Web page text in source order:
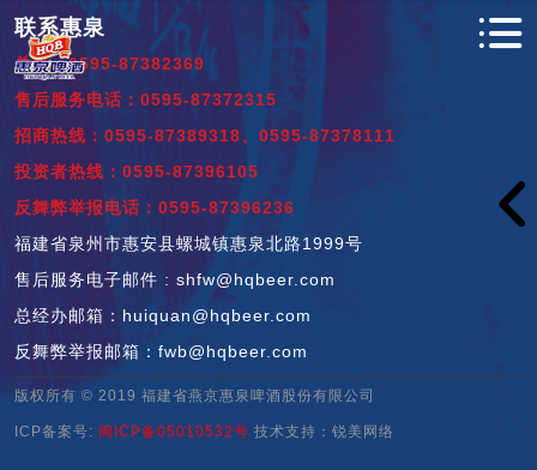
联系惠泉
总机：0595-87382369
售后服务电话：0595-87372315
招商热线：0595-87389318、0595-87378111
投资者热线：0595-87396105
反舞弊举报电话：0595-87396236
福建省泉州市惠安县螺城镇惠泉北路1999号
售后服务电子邮件 : shfw@hqbeer.com
总经办邮箱：huiquan@hqbeer.com
反舞弊举报邮箱：fwb@hqbeer.com
版权所有 © 2019 福建省燕京惠泉啤酒股份有限公司
ICP备案号: 闽ICP备05010532号 技术支持： 锐美网络